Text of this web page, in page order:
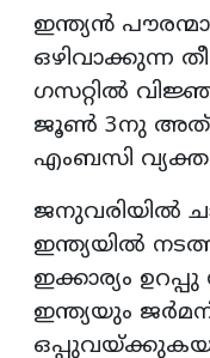
ഇന്ത്യൻ
ഒഴിവാക്കുന്ന
ഗസറ്റിൽ
ജൂൺ 3നു അത്
എംബസി
ജനുവരിയിൽ
ഇന്ത്യയിൽ
ഇക്കാര്യം
ഇന്ത്യയും